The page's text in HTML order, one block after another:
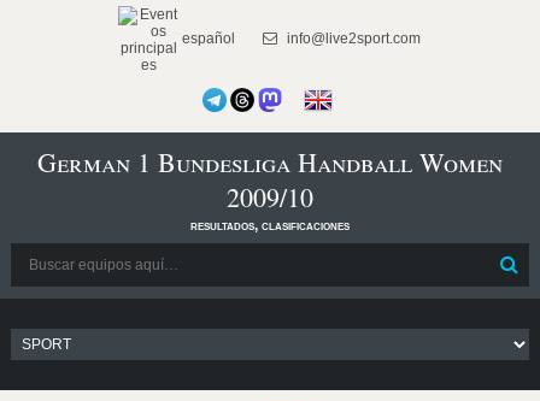
español info@live2sport.com
German 1 Bundesliga Handball Women
2009/10
resultados, clasificaciones